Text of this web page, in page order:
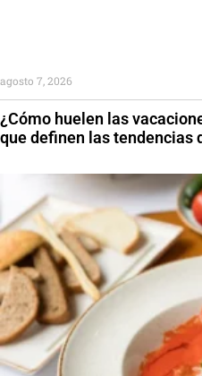
¿Cómo huelen las
que definen las tendencias
agosto 7, 2026